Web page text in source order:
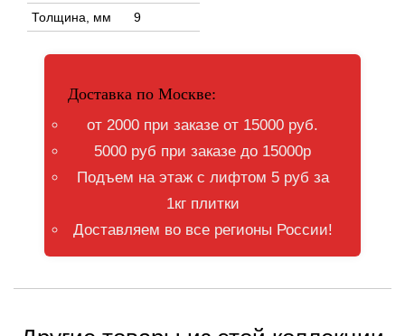
Толщина, мм
9
Доставка по Москве:
от 2000 при заказе от 15000 руб.
5000 руб при заказе до 15000р
Подъем на этаж с лифтом 5 руб за
1кг плитки
Доставляем во все регионы России!